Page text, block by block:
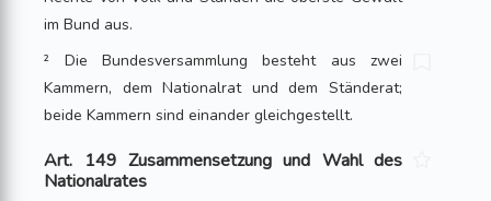
im Bund aus.
² Die Bundesversammlung besteht aus zwei
Kammern, dem Nationalrat und dem Ständerat;
beide Kammern sind einander gleichgestellt.
Art. 149 Zusammensetzung und Wahl des
Nationalrates